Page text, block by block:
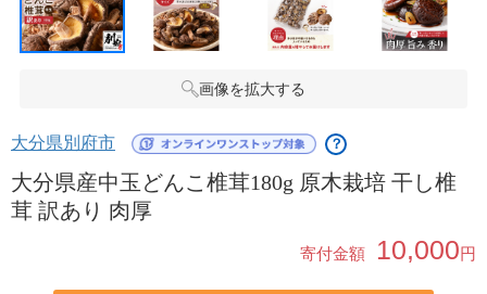
画像を拡大する
大分県別府市 ？
大分県産中玉どんこ椎茸180g 原木栽培 干し椎
茸 訳あり 肉厚
寄付金額 10,000円